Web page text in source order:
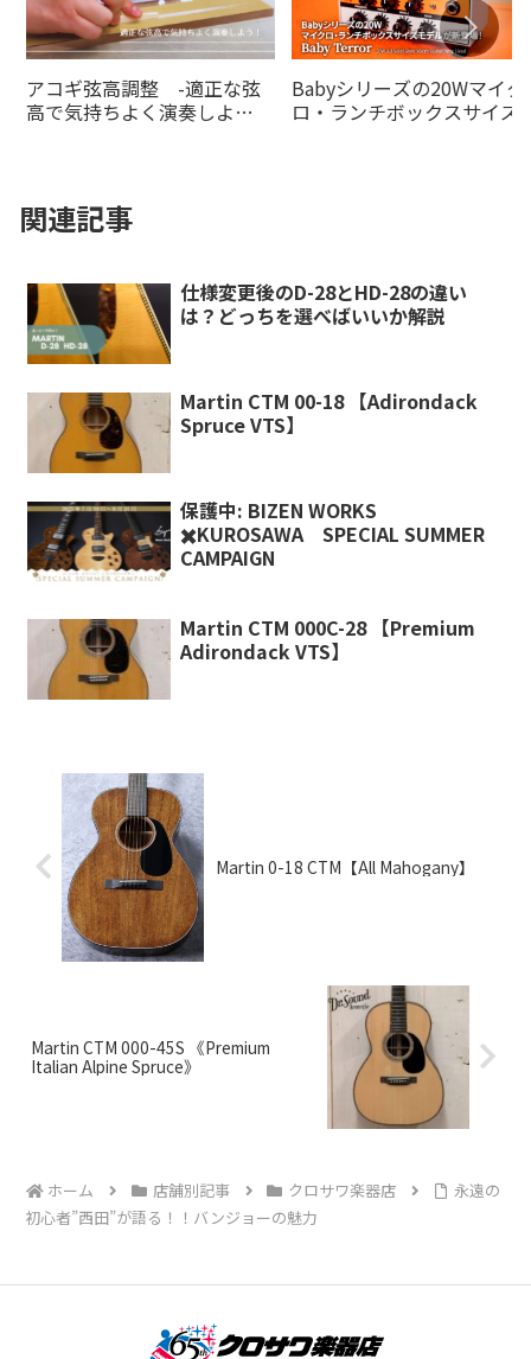
アコギ弦高調整 -適正な弦
高で気持ちよく演奏しよ
Babyシリーズの20Wマイク
ロ・ランチボックスサイズ
関連記事
仕様変更後のD-28とHD-28の違い
は？どっちを選べばいいか解説
Martin CTM 00-18 【Adirondack
Spruce VTS】
保護中: BIZEN WORKS
✖️KUROSAWA SPECIAL SUMMER
CAMPAIGN
Martin CTM 000C-28 【Premium
Adirondack VTS】
Martin CTM 000-45S 《Premium
Italian Alpine Spruce》
Martin 0-18 CTM【All Mahogany】
ホーム 店舗別記事 クロサワ楽器店
永遠の
初心者”西田”が語る！！バンジョーの魅力